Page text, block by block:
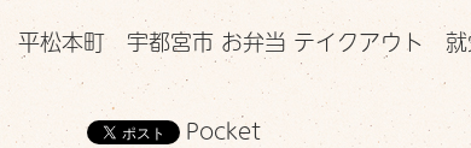
平松本町 宇都宮市 お弁当 テイクアウト 就
Pocket